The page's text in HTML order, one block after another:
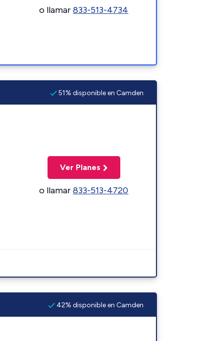
o llamar833-513-4734
51% disponible en Camden
Ver Planes
o llamar833-513-4720
42% disponible en Camden